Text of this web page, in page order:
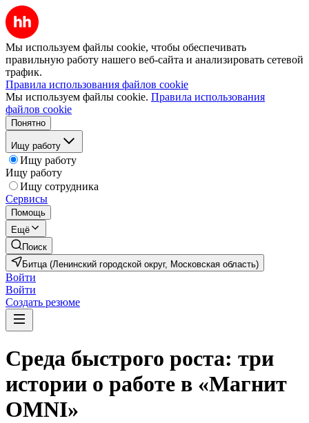
Мы используем файлы cookie, чтобы обеспечивать
правильную работу нашего веб-сайта и анализировать сетевой
трафик.
Правила использования файлов cookie
Мы используем файлы cookie. Правила использования
файлов cookie
Понятно
Ищу работу
Ищу работу
Ищу работу
Ищу сотрудника
Сервисы
Помощь
Ещё
Поиск
Битца (Ленинский городской округ, Московская область)
Войти
Войти
Создать резюме
Среда быстрого роста: три
истории о работе в «Магнит
OMNI»